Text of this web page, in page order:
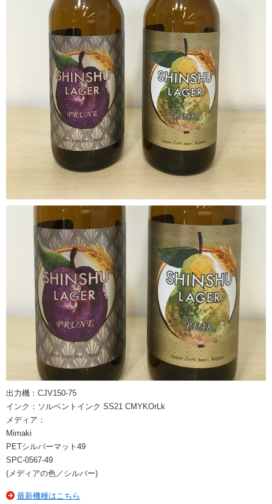
出力機：CJV150-75
インク：ソルベントインク SS21 CMYKOrLk
メディア：
Mimaki
PETシルバーマット49
SPC-0567-49
(メディアの色／シルバー)
最新機種はこちら